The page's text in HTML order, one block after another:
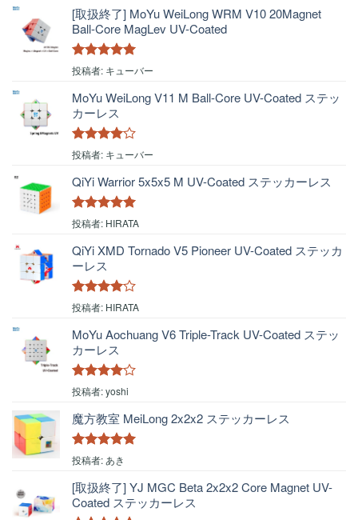
[取扱終了] MoYu WeiLong WRM V10 20Magnet
Ball-Core MagLev UV-Coated
5段階中 5 の
投稿者: キューバー
MoYu WeiLong V11 M Ball-Core UV-Coated ステッ
カーレス
5段階中 4
投稿者: キューバー
QiYi Warrior 5x5x5 M UV-Coated ステッカーレス
5段階中5の
投稿者: HIRATA
QiYi XMD Tornado V5 Pioneer UV-Coated ステッカ
ーレス
5段階中4
投稿者: HIRATA
MoYu Aochuang V6 Triple-Track UV-Coated ステッ
カーレス
5段階中4
の評価
投稿者: yoshi
魔方教室 MeiLong 2x2x2 ステッカーレス
5段階中 5
投稿者: あき
[取扱終了] YJ MGC Beta 2x2x2 Core Magnet UV-
Coated ステッカーレス